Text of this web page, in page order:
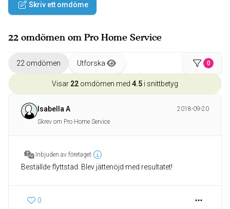
Skriv ett omdöme
22 omdömen om Pro Home Service
22 omdömen Utforska 0
Visar 22 omdömen med 4.5 i snittbetyg
Isabella A
2018-09-20
Skrev om Pro Home Service
Inbjuden av företaget
Beställde flyttstäd. Blev jättenöjd med resultatet!
0